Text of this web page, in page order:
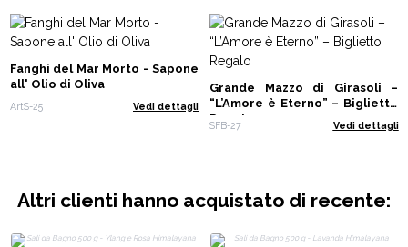
Fanghi del Mar Morto - Sapone
all' Olio di Oliva
ArtS-25 Vedi dettagli
Grande Mazzo di Girasoli –
“L’Amore è Eterno” – Biglietto
Regalo
SFB-27 Vedi dettagli
Altri clienti hanno acquistato di recente: